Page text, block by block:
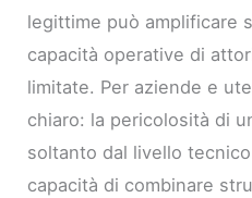
legittime può amplificare
capacità operative di
limitate. Per aziende e
chiaro: la pericolosità di
soltanto dal livello
capacità di combinare